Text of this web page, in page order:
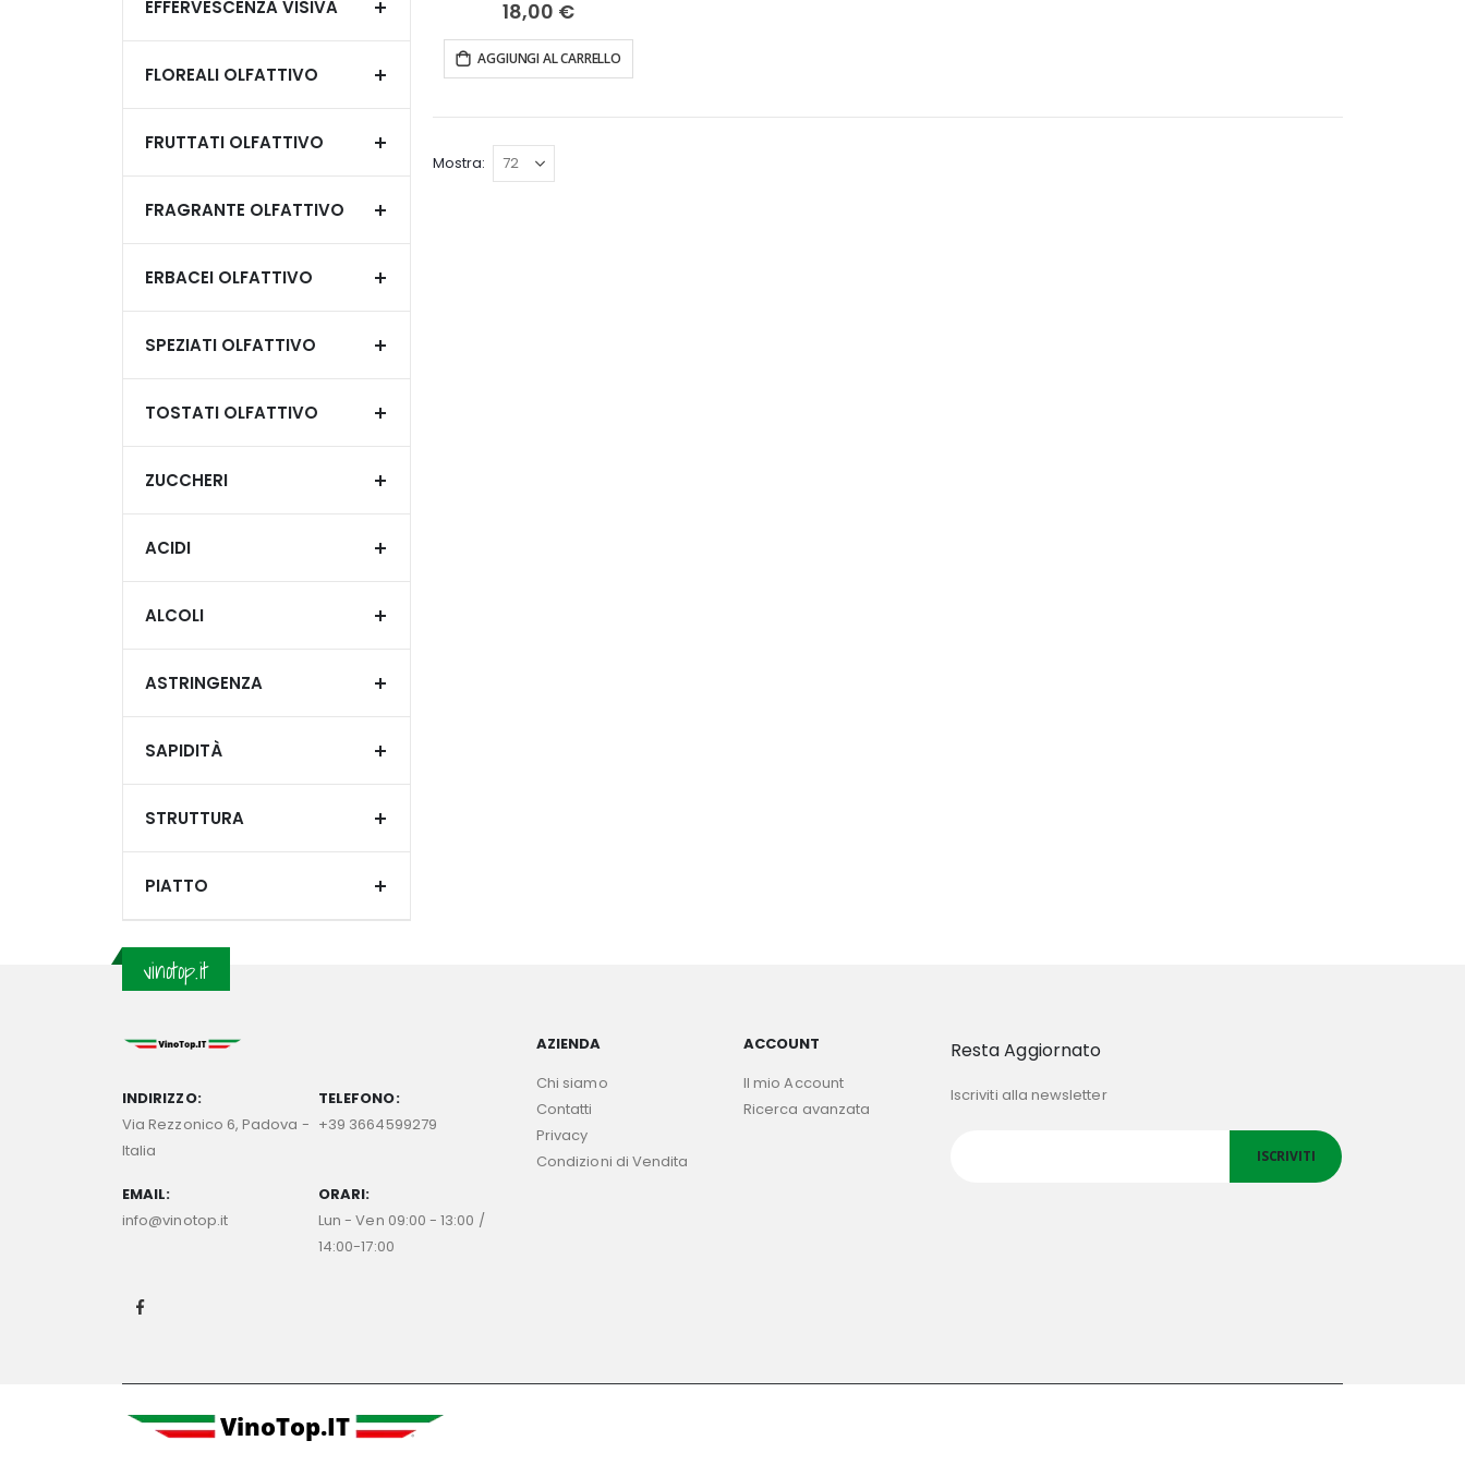
18,00 €
AGGIUNGI AL CARRELLO
Mostra
EFFERVESCENZA VISIVA
FLOREALI OLFATTIVO
FRUTTATI OLFATTIVO
FRAGRANTE OLFATTIVO
ERBACEI OLFATTIVO
SPEZIATI OLFATTIVO
TOSTATI OLFATTIVO
ZUCCHERI
ACIDI
ALCOLI
ASTRINGENZA
SAPIDITÀ
STRUTTURA
PIATTO
vinotop.it
INDIRIZZO:
Via Rezzonico 6, Padova -
Italia
TELEFONO:
+39 3664599279
EMAIL:
info@vinotop.it
ORARI:
Lun - Ven 09:00 - 13:00 /
14:00-17:00
AZIENDA
Chi siamo
Contatti
Privacy
Condizioni di Vendita
ACCOUNT
Il mio Account
Ricerca avanzata
Resta Aggiornato
Iscriviti alla newsletter
ISCRIVITI